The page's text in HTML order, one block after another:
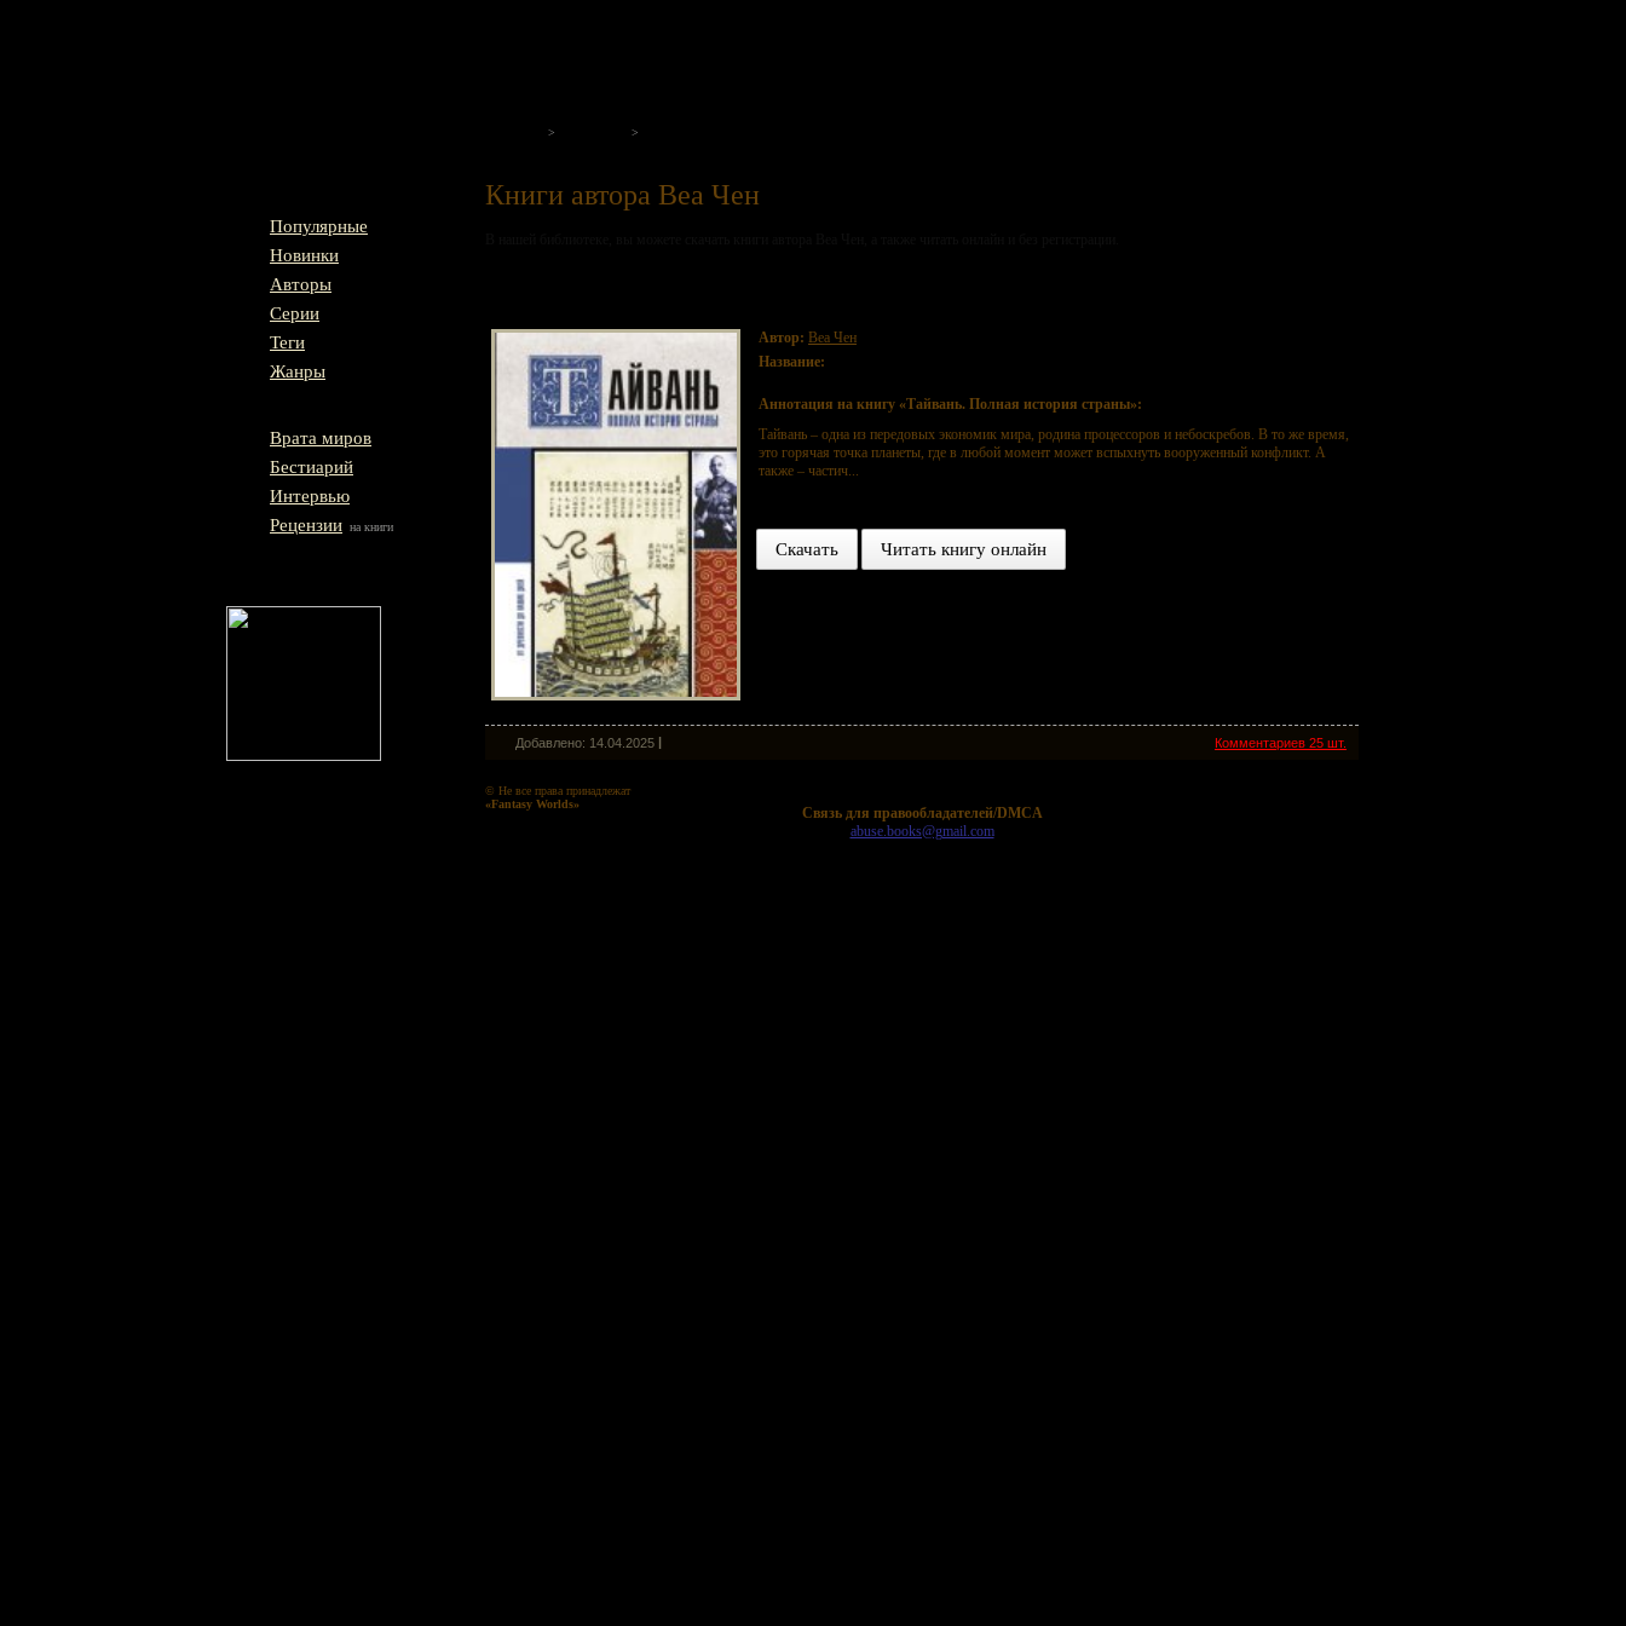
Популярные
Новинки
Авторы
Серии
Теги
Жанры
Врата миров
Бестиарий
Интервью
Рецензии на книги
Книги автора Веа Чен
Автор: Веа Чен
Название:
Аннотация на книгу «Тайвань. Полная история страны»:
Тайвань – одна из передовых экономик мира, родина процессоров и небоскребов. В то же время,
это горячая точка планеты, где в любой момент может вспыхнуть вооруженный конфликт. А
также – частич...
Скачать Читать книгу онлайн
Комментариев 25 шт.
Добавлено: 14.04.2025
© Не все права принадлежат
«Fantasy Worlds»
Cвязь для правообладателей/DMCA
abuse.books@gmail.com